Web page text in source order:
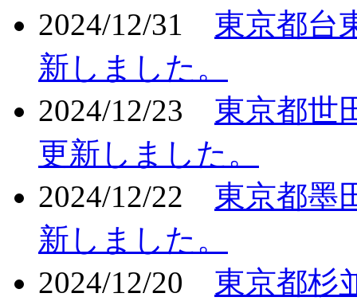
2024/12/31
東京都台
新しました。
2024/12/23
東京都世
更新しました。
2024/12/22
東京都墨
新しました。
2024/12/20
東京都杉